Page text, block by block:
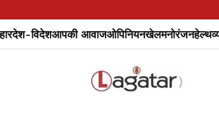
देश-विदेशआपकी आवाजओपिनियनखेलमनोरंजनहेल्थ